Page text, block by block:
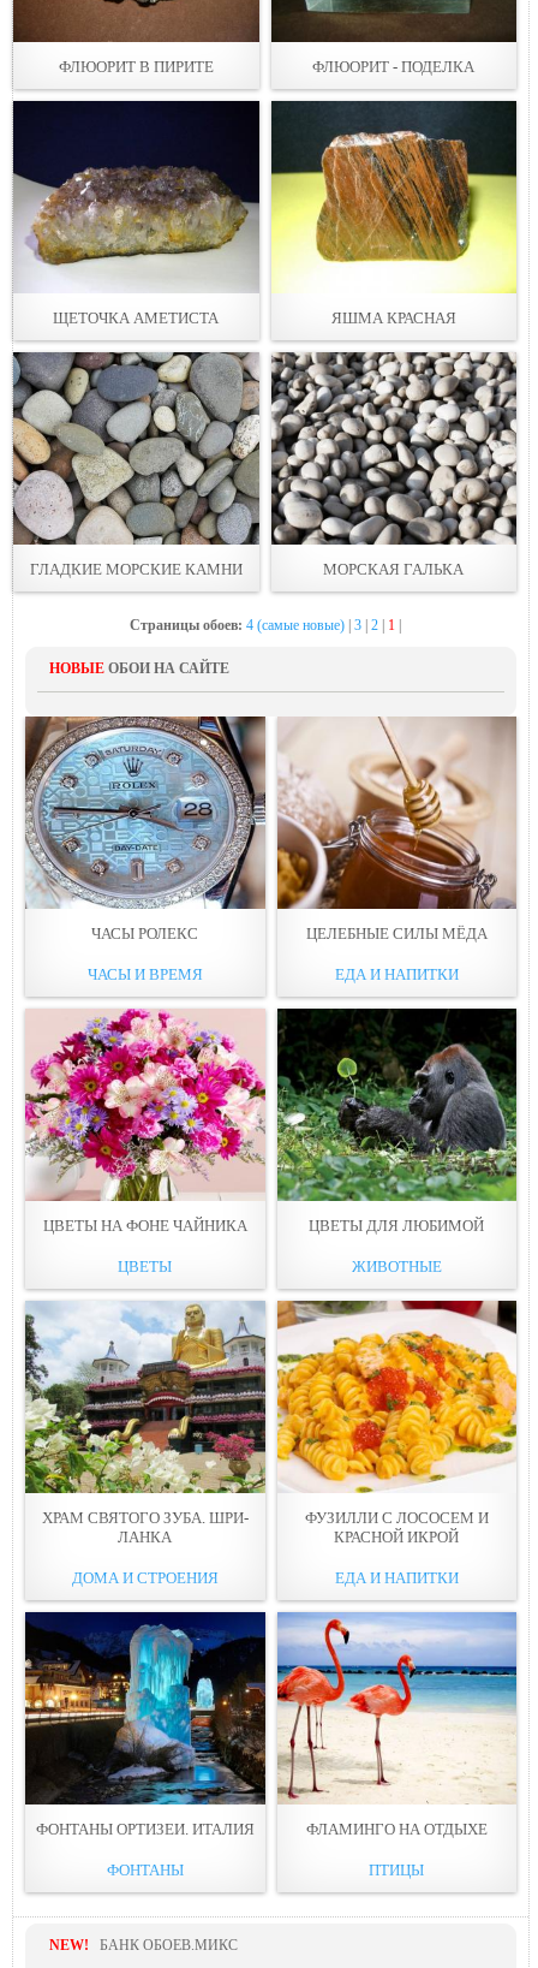
ФЛЮОРИТ В ПИРИТЕ ФЛЮОРИТ - ПОДЕЛКА
ЩЕТОЧКА АМЕТИСТА ЯШМА КРАСНАЯ
ГЛАДКИЕ МОРСКИЕ КАМНИ МОРСКАЯ ГАЛЬКА
Страницы обоев: 4 (самые новые)| 3| 2| 1|
НОВЫЕ ОБОИ НА САЙТЕ
ЧАСЫ РОЛЕКС
ЧАСЫ И ВРЕМЯ
ЦЕЛЕБНЫЕ СИЛЫ МЁДА
ЕДА И НАПИТКИ
ЦВЕТЫ НА ФОНЕ ЧАЙНИКА
ЦВЕТЫ
ЦВЕТЫ ДЛЯ ЛЮБИМОЙ
ЖИВОТНЫЕ
ХРАМ СВЯТОГО ЗУБА. ШРИ-
ЛАНКА
ДОМА И СТРОЕНИЯ
ФУЗИЛЛИ С ЛОСОСЕМ И
КРАСНОЙ ИКРОЙ
ЕДА И НАПИТКИ
ФОНТАНЫ ОРТИЗЕИ. ИТАЛИЯ
ФОНТАНЫ
ФЛАМИНГО НА ОТДЫХЕ
ПТИЦЫ
NEW! БАНК ОБОЕВ.МИКС